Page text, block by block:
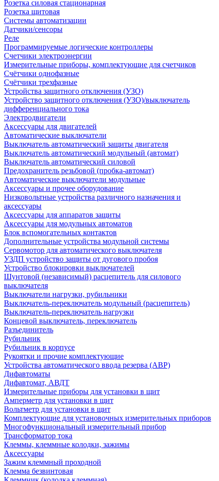
Розетка силовая стационарная
Розетка щитовая
Системы автоматизации
Датчики/сенсоры
Реле
Программируемые логические контроллеры
Счетчики электроэнергии
Измерительные приборы, комплектующие для счетчиков
Счётчики однофазные
Счётчики трехфазные
Устройства защитного отключения (УЗО)
Устройство защитного отключения (УЗО)/выключатель
дифференциального тока
Электродвигатели
Аксессуары для двигателей
Автоматические выключатели
Выключатель автоматический защиты двигателя
Выключатель автоматический модульный (автомат)
Выключатель автоматический силовой
Предохранитель резьбовой (пробка-автомат)
Автоматические выключатели модульные
Аксессуары и прочее оборудование
Низковольтные устройства различного назначения и
аксессуары
Аксессуары для аппаратов защиты
Аксессуары для модульных автоматов
Блок вспомогательных контактов
Дополнительные устройства модульной системы
Сервомотор для автоматического выключателя
УЗДП устройство защиты от дугового пробоя
Устройство блокировки выключателей
Шунтовой (независимый) расцепитель для силового
выключателя
Выключатели нагрузки, рубильники
Выключатель-переключатель модульный (расцепитель)
Выключатель-переключатель нагрузки
Концевой выключатель, переключатель
Разъединитель
Рубильник
Рубильник в корпусе
Рукоятки и прочие комплектующие
Устройства автоматического ввода резерва (АВР)
Дифавтоматы
Дифавтомат, АВДТ
Измерительные приборы для установки в щит
Амперметр для установки в щит
Вольтметр для установки в щит
Комплектующие для установочных измерительных приборов
Многофункциональный измерительный прибор
Трансформатор тока
Клеммы, клеммные колодки, зажимы
Аксессуары
Зажим клеммный проходной
Клемма безвинтовая